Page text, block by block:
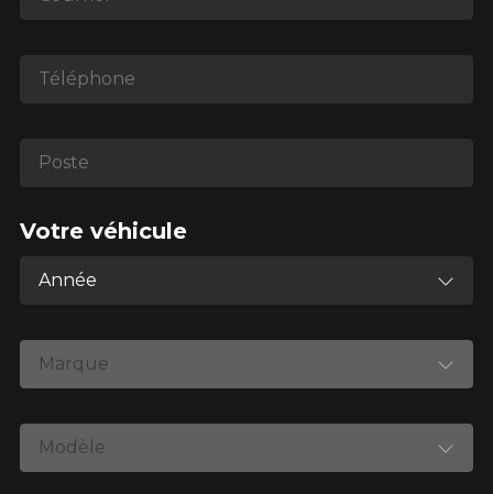
Votre véhicule
Marque
Modèle
d'équipement pour votre véhicule, vous devez vérifier
l'exactitude de l'information sur votre véhicule directement